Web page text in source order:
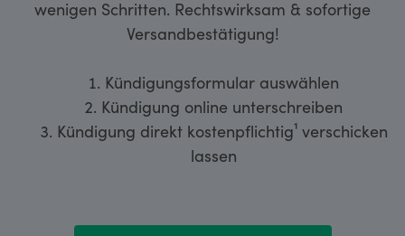
wenigen Schritten. Rechtswirksam & sofortige
Versandbestätigung!
Kündigungsformular auswählen
Kündigung online unterschreiben
Kündigung direkt kostenpflichtig¹ verschicken
lassen